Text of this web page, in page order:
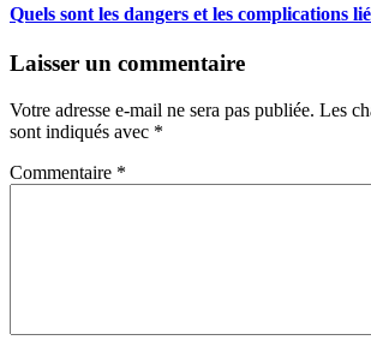
Quels sont les dangers et les complications
Laisser un commentaire
Votre adresse e-mail ne sera pas publiée. Les
sont indiqués avec *
Commentaire *